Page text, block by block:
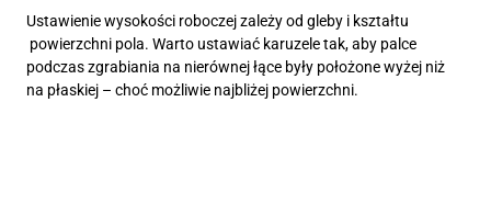
Ustawienie wysokości roboczej zależy od gleby i kształtu
powierzchni pola. Warto ustawiać karuzele tak, aby palce
podczas zgrabiania na nierównej łące były położone wyżej niż
na płaskiej – choć możliwie najbliżej powierzchni.